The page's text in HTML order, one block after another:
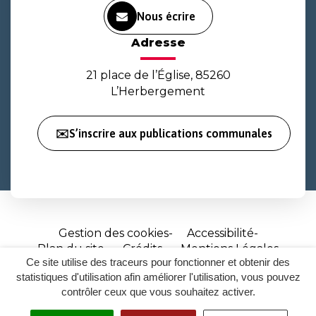
Ce site utilise des traceurs pour fonctionner et obtenir des
statistiques d'utilisation afin améliorer l'utilisation, vous pouvez
contrôler ceux que vous souhaitez activer.
Nous écrire
Adresse
21 place de l’Église, 85260
L’Herbergement
✉️S’inscrire aux publications communales
Gestion des cookies
Accessibilité
Plan du site
Crédits
Mentions Légales
Site
réalisé
par